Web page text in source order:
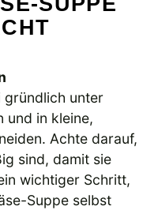
gründlich unter
und in kleine,
Achte darauf,
sind, damit sie
wichtiger Schritt,
Suppe selbst